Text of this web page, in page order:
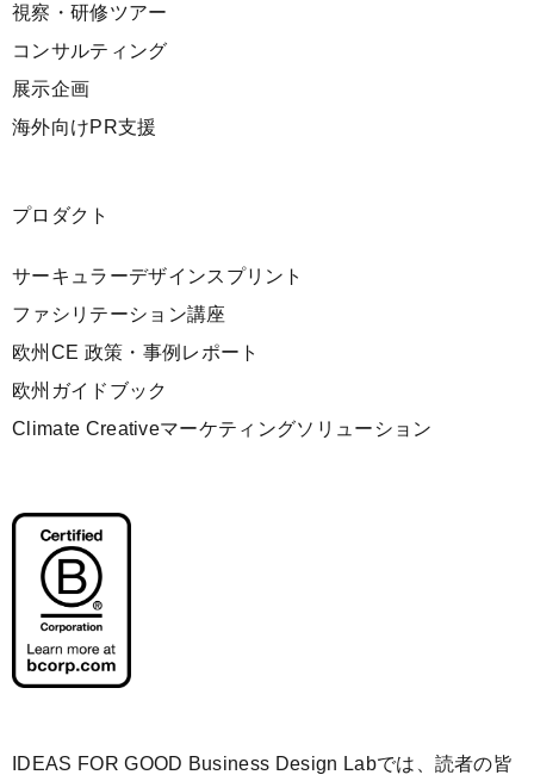
視察・研修ツアー
コンサルティング
展示企画
海外向けPR支援
プロダクト
サーキュラーデザインスプリント
ファシリテーション講座
欧州CE 政策・事例レポート
欧州ガイドブック
Climate Creativeマーケティングソリューション
IDEAS FOR GOOD Business Design Labでは、読者の皆